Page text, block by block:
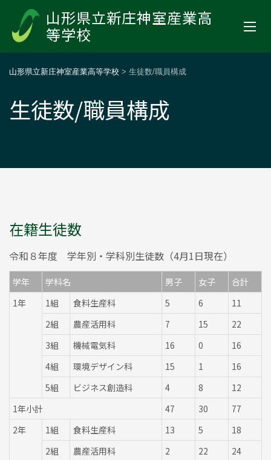
山形県立新庄神室産業高
等学校
山形県立新庄神室産業高等学校 > 生徒数/職員構成
生徒数/職員構成
在籍生徒数
令和８年度 学年別・学科別生徒数（4月1日現在）
学年 学科名 男子 女子
合計
1年
1組 食料生産科 5 6
11
2組
農産活用科 7 15
22
3組
機械電気科 16 0
16
4組
環境デザイン科 15 1
16
5組
ビジネス創造科 4 8
12
1年小計
47 30
77
2年
1組 食料生産科 13 5
18
2組
農産活用科 2 22
24